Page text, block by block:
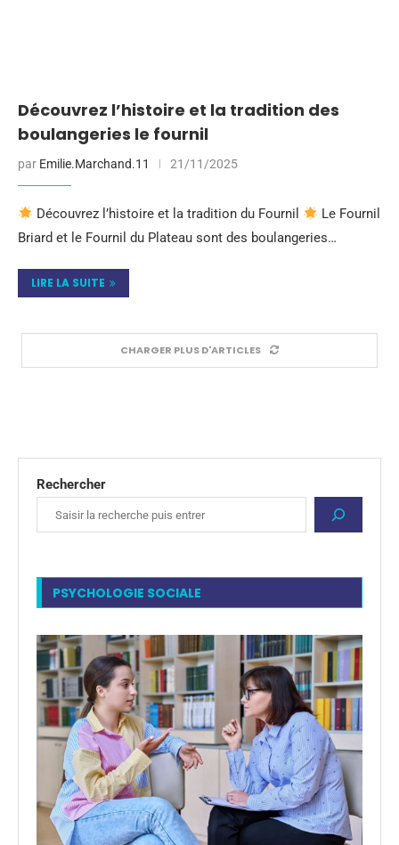
Découvrez l’histoire et la tradition des
boulangeries le fournil
par Emilie.Marchand.11 21/11/2025
Découvrez l’histoire et la tradition du Fournil
Le Fournil
Briard et le Fournil du Plateau sont des boulangeries…
LIRE LA SUITE
CHARGER PLUS D'ARTICLES
Rechercher
PSYCHOLOGIE SOCIALE